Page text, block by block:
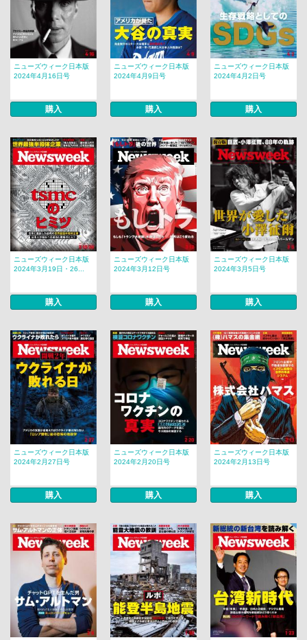
ニューズウィーク日本版
2024年4月16日号
購入
ニューズウィーク日本版
2024年4月9日号
購入
ニューズウィーク日本版
2024年4月2日号
購入
ニューズウィーク日本版
2024年3月19日・26...
購入
ニューズウィーク日本版
2024年3月12日号
購入
ニューズウィーク日本版
2024年3月5日号
購入
ニューズウィーク日本版
2024年2月27日号
購入
ニューズウィーク日本版
2024年2月20日号
購入
ニューズウィーク日本版
2024年2月13日号
購入